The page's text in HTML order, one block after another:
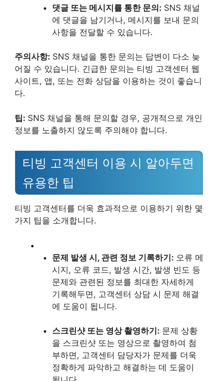
댓글 또는 메시지를 통한 문의: SNS 채널
에 댓글을 남기거나, 메시지를 보내 문의
사항을 전달할 수 있습니다.
주의사항: SNS 채널을 통한 문의는 답변이 다소 늦
어질 수 있습니다. 긴급한 문의는 티빙 고객센터 웹
사이트, 앱, 또는 전화 상담을 이용하는 것이 좋습니
다.
팁: SNS 채널을 통해 문의할 경우, 공개적으로 개인
정보를 노출하지 않도록 주의해야 합니다.
티빙 고객센터 이용 시 알아두면
유용한 팁
티빙 고객센터를 더욱 효과적으로 이용하기 위한 몇
가지 팁을 소개합니다.
문제 발생 시, 관련 정보 기록하기: 오류 메
시지, 오류 코드, 발생 시간, 발생 빈도 등
문제와 관련된 정보를 최대한 자세하게
기록해두면, 고객센터 상담 시 문제 해결
에 도움이 됩니다.
스크린샷 또는 영상 촬영하기: 문제 상황
을 스크린샷 또는 영상으로 촬영하여 첨
부하면, 고객센터 담당자가 문제를 더욱
정확하게 파악하고 해결하는 데 도움이